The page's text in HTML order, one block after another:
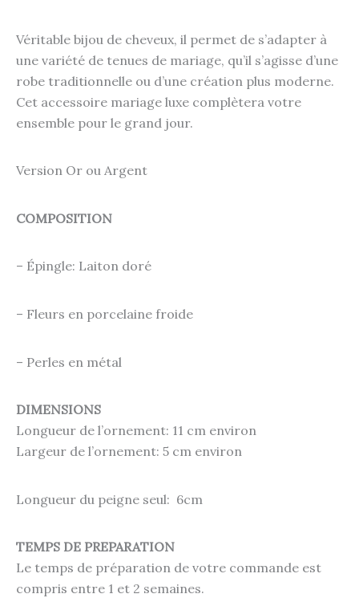
Véritable bijou de cheveux, il permet de s’adapter à
une variété de tenues de mariage, qu’il s’agisse d’une
robe traditionnelle ou d’une création plus moderne.
Cet accessoire mariage luxe complètera votre
ensemble pour le grand jour.
Version Or ou Argent
COMPOSITION
– Épingle: Laiton doré
– Fleurs en porcelaine froide
– Perles en métal
DIMENSIONS
Longueur de l’ornement: 11 cm environ
Largeur de l’ornement: 5 cm environ
Longueur du peigne seul: 6cm
TEMPS DE PREPARATION
Le temps de préparation de votre commande est
compris entre 1 et 2 semaines.